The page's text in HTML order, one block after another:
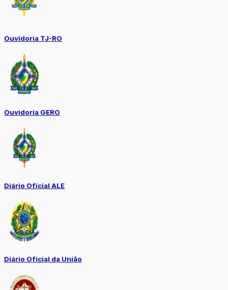
Ouvidoria TJ-RO
Ouvidoria GERO
Diário Oficial ALE
Diário Oficial da União